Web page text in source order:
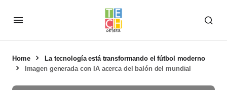
Home
La tecnología está transformando el fútbol moderno
Imagen generada con IA acerca del balón del mundial